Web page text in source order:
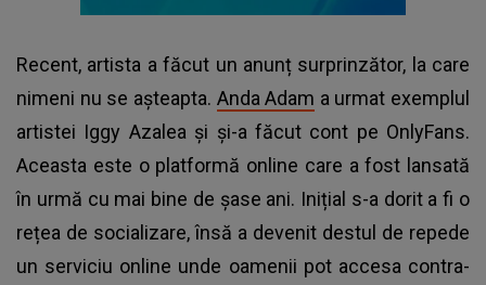
Recent, artista a făcut un anunț surprinzător, la care
nimeni nu se așteapta. Anda Adam a urmat exemplul
artistei Iggy Azalea și și-a făcut cont pe OnlyFans.
Aceasta este o platformă online care a fost lansată
în urmă cu mai bine de șase ani. Inițial s-a dorit a fi o
rețea de socializare, însă a devenit destul de repede
un serviciu online unde oamenii pot accesa contra-